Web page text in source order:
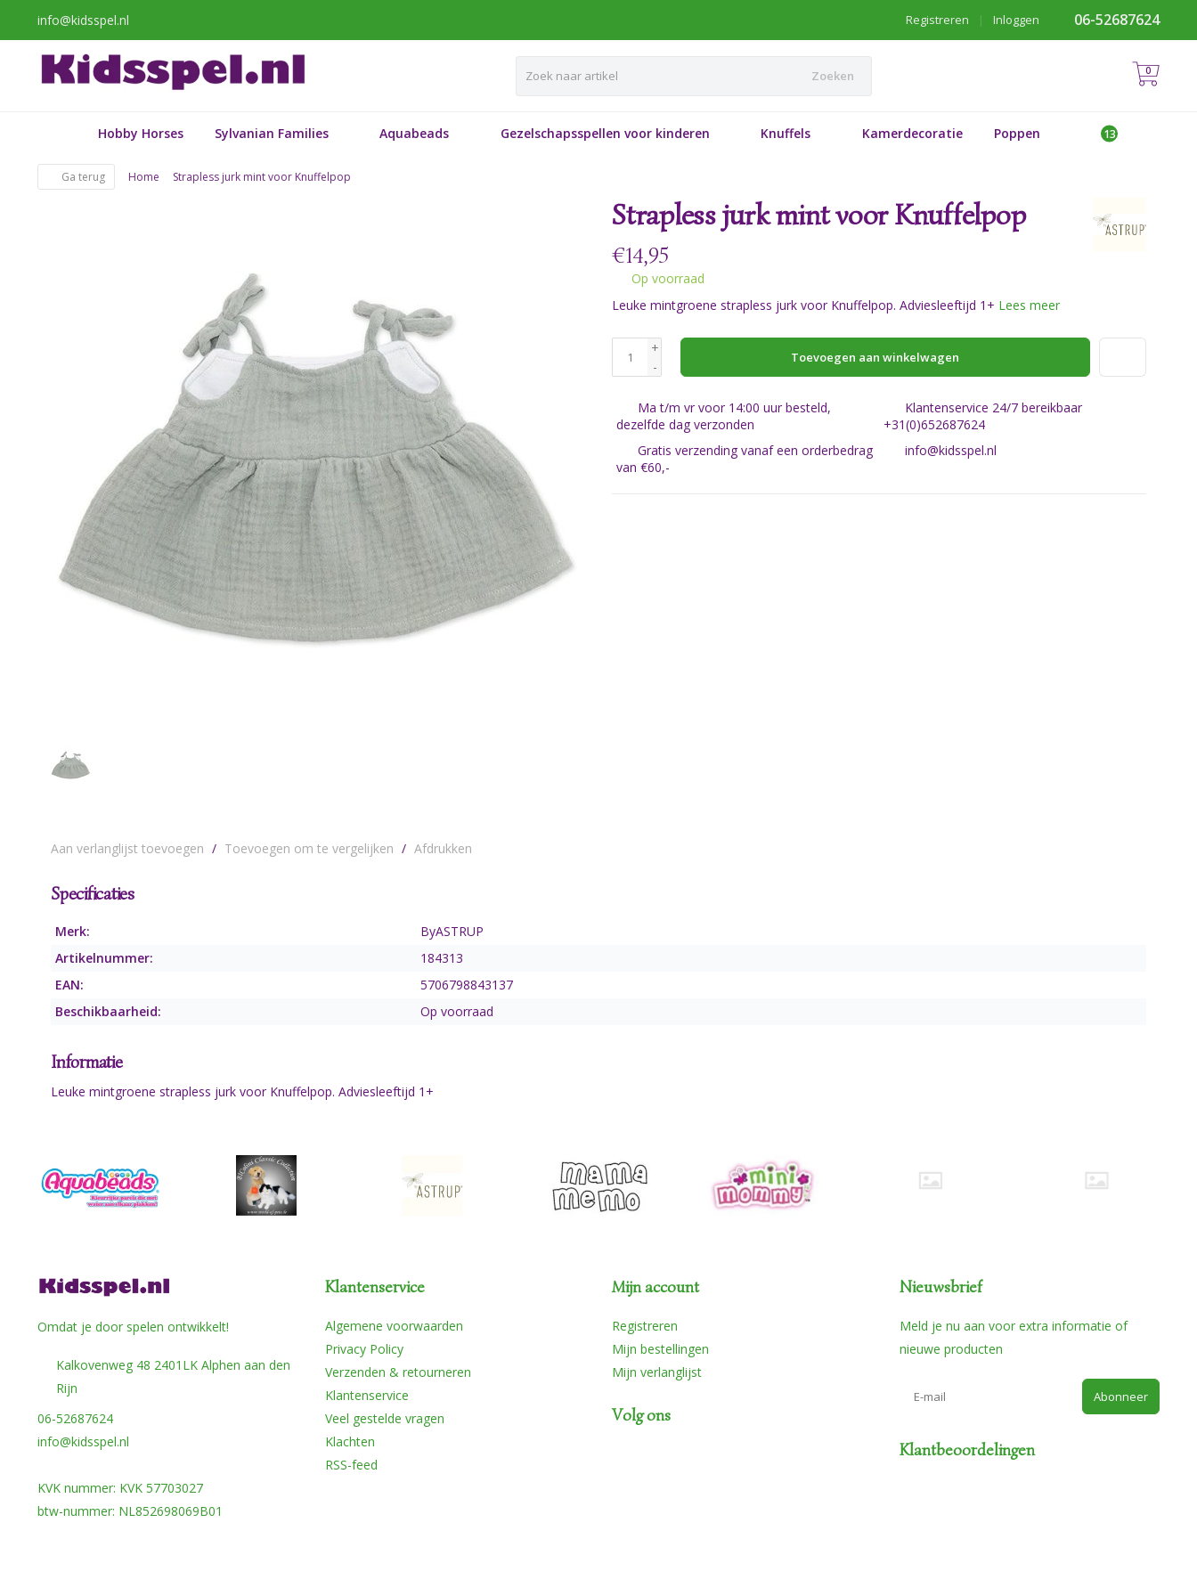
info@kidsspel.nl 06-52687624
Inloggen
|
Registreren
Zoeken 0
Hobby Horses Sylvanian Families Aquabeads Gezelschapsspellen voor kinderen Knuffels Kamerdecoratie Poppen
Ga terug Home Strapless jurk mint voor Knuffelpop
Aan verlanglijst toevoegen / Toevoegen om te vergelijken / Afdrukken
Strapless jurk mint voor Knuffelpop
€14,95
Op voorraad
Leuke mintgroene strapless jurk voor Knuffelpop. Adviesleeftijd 1+ Lees meer
+
-
Toevoegen aan winkelwagen
Ma t/m vr voor 14:00 uur besteld,
dezelfde dag verzonden
Klantenservice 24/7 bereikbaar
+31(0)652687624
Gratis verzending vanaf een orderbedrag
van €60,-
info@kidsspel.nl
Specificaties
Merk:
ByASTRUP
Artikelnummer:
184313
EAN:
5706798843137
Beschikbaarheid:
Op voorraad
Informatie
Leuke mintgroene strapless jurk voor Knuffelpop. Adviesleeftijd 1+
Omdat je door spelen ontwikkelt!
Kalkovenweg 48 2401LK Alphen aan den
Rijn
06-52687624
info@kidsspel.nl
KVK nummer: KVK 57703027
btw-nummer: NL852698069B01
Klantenservice
Algemene voorwaarden
Privacy Policy
Verzenden & retourneren
Klantenservice
Veel gestelde vragen
Klachten
RSS-feed
Mijn account
Registreren
Mijn bestellingen
Mijn verlanglijst
Volg ons
Nieuwsbrief
Meld je nu aan voor extra informatie of
nieuwe producten
Abonneer
Klantbeoordelingen